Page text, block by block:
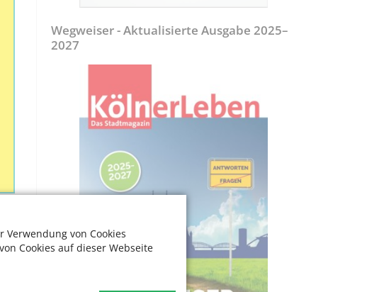
von Cookies
Cookies auf dieser Webseite
Wegweiser - Aktualisierte Ausgabe 2025–
2027